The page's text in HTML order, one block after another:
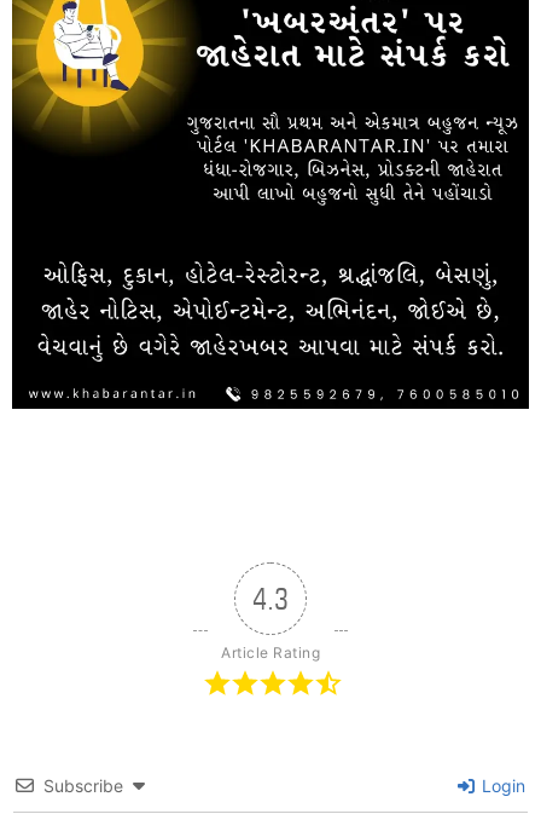
4.3
Article Rating
Subscribe Login